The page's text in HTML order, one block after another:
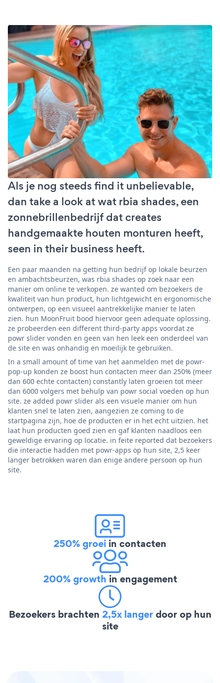
Als je nog steeds find it unbelievable,
dan take a look at wat rbia shades, een
zonnebrillenbedrijf dat creates
handgemaakte houten monturen heeft,
seen in their business heeft.
Een paar maanden na getting hun bedrijf op lokale beurzen
en ambachtsbeurzen, was rbia shades op zoek naar een
manier om online te verkopen. ze wanted om bezoekers de
kwaliteit van hun product, hun lichtgewicht en ergonomische
ontwerpen, op een visueel aantrekkelijke manier te laten
zien. hun MoonFruit bood hiervoor geen adequate oplossing.
ze probeerden een different third-party apps voordat ze
powr slider vonden en geen van hen leek een onderdeel van
de site en was onhandig en moeilijk te gebruiken.
In a small amount of time van het aanmelden met de powr-
pop-up konden ze boost hun contacten meer dan 250% (meer
dan 600 echte contacten) constantly laten groeien tot meer
dan 6000 volgers met behulp van powr social voeden op hun
site. ze added powr slider als een visuele manier om hun
klanten snel te laten zien, aangezien ze coming to de
startpagina zijn, hoe de producten er in het echt uitzien. het
laat hun producten goed zien en gaf klanten naadloos een
geweldige ervaring op locatie. in feite reported dat bezoekers
die interactie hadden met powr-apps op hun site, 2,5 keer
langer betrokken waren dan enige andere persoon op hun
site.
250% groei in contacten
200% growth in engagement
Bezoekers brachten 2,5x langerdoor op hun
site